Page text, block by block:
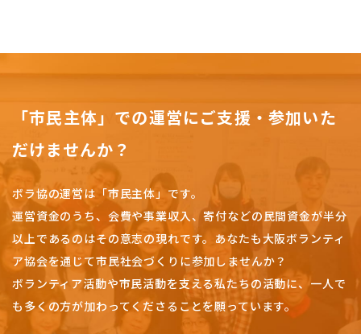
「市民主体」での運営にご支援・参加いた
だけませんか？
ボラ協の運営は「市民主体」です。
運営資金のうち、会費や事業収入、寄付などの民間資金が半分
以上であるのはその意志の現れです。 あなたも大阪ボランティ
ア協会を通じて市民社会づくりに参加しませんか？
ボランティア活動や市民活動を支える私たちの活動に、一人で
も多くの方が加わってくださることを願っています。